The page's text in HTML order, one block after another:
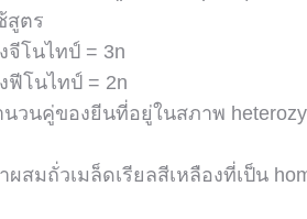
ตร
นไทป์ = 3n
นไทป์ = 2n
คู่ของยีนที่อยู่ในสภาพ
ผสมถั่วเมล็ดเรียลสีเหลืองที่เป็น